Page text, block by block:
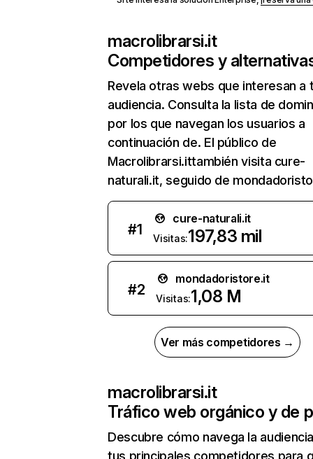
macrolibrarsi.it
Competidores y
Revela otras webs que interesan a
audiencia. Consulta la lista de
por los que navegan los usuarios a
continuación de. El público de
Macrolibrarsi.ittambién visita cure-
naturali.it, seguido de
#1
cure-naturali.it
Visitas:197,83 mil
#2
mondadoristore.it
Visitas:1,08 M
Ver más competidores →
macrolibrarsi.it
Tráfico web orgánico y de
Descubre cómo navega la
tus principales competidores para